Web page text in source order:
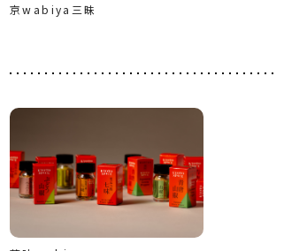
京wabiya三昧